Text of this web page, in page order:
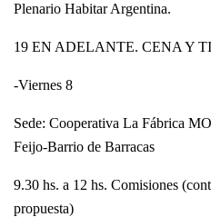
Plenario Habitar Argentina.
19 EN ADELANTE. CENA Y
-Viernes 8
Sede: Cooperativa La Fábrica
Feijo-Barrio de Barracas
9.30 hs. a 12 hs. Comisiones
propuesta)